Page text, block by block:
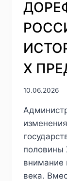
Х
10.06.2026
половины
внимание
века.